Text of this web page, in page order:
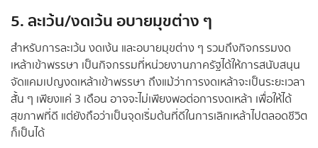
5. ละเว้น/งดเว้น อบายมุขต่าง ๆ
สำหรับการละเว้น งดเง้น และอบายมุขต่าง ๆ รวมถึงกิจกรรมงด
เหล้าเข้าพรรษา เป็นกิจกรรมที่หน่วยงานภาครัฐได้ให้การสนับสนุน
จัดแคมเปญงดเหล้าเข้าพรรษา ถึงแม้ว่าการงดเหล้าจะเป็นระยะเวลา
สั้น ๆ เพียงแค่ 3 เดือน อาจจะไม่เพียงพอต่อการงดเหล้า เพื่อให้ได้
สุขภาพที่ดี แต่ยังถือว่าเป็นจุดเริ่มต้นที่ดีในการเลิกเหล้าไปตลอดชีวิต
ก็เป็นได้